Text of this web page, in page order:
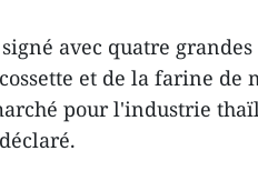
avec quatre
et de la farine
pour l'industrie